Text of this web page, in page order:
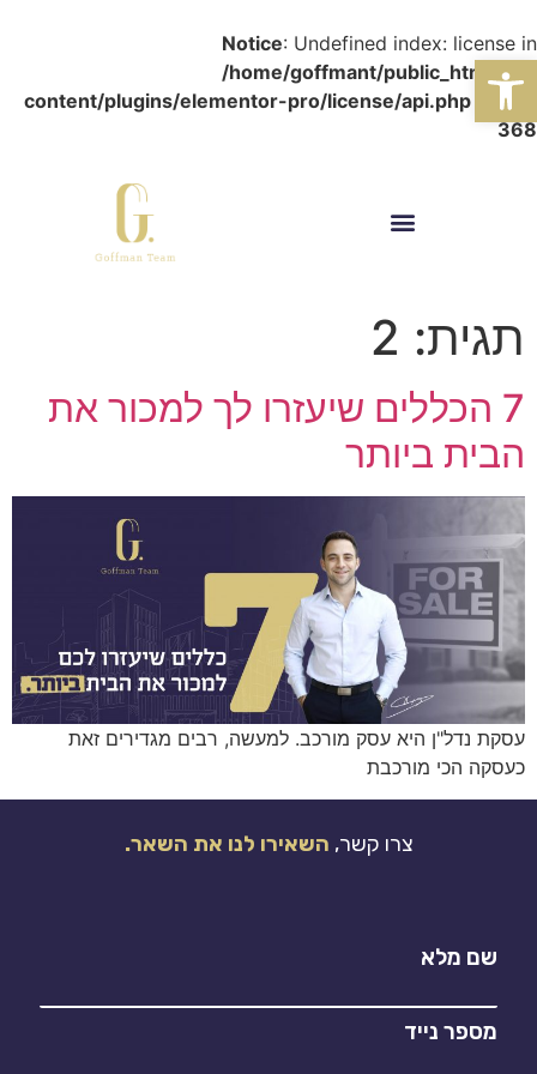
פתח סרגל נגישות
Notice: Undefined index: license in
/home/goffmant/public_html/wp-
content/plugins/elementor-pro/license/api.php on line
368
תגית: 2
7 הכללים שיעזרו לך למכור את
הבית ביותר
עסקת נדל"ן היא עסק מורכב. למעשה, רבים מגדירים זאת
כעסקה הכי מורכבת
צרו קשר, השאירו לנו את השאר.
שם מלא
מספר נייד